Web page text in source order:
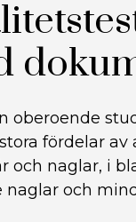
oberoende
fördelar
och naglar, i
naglar och